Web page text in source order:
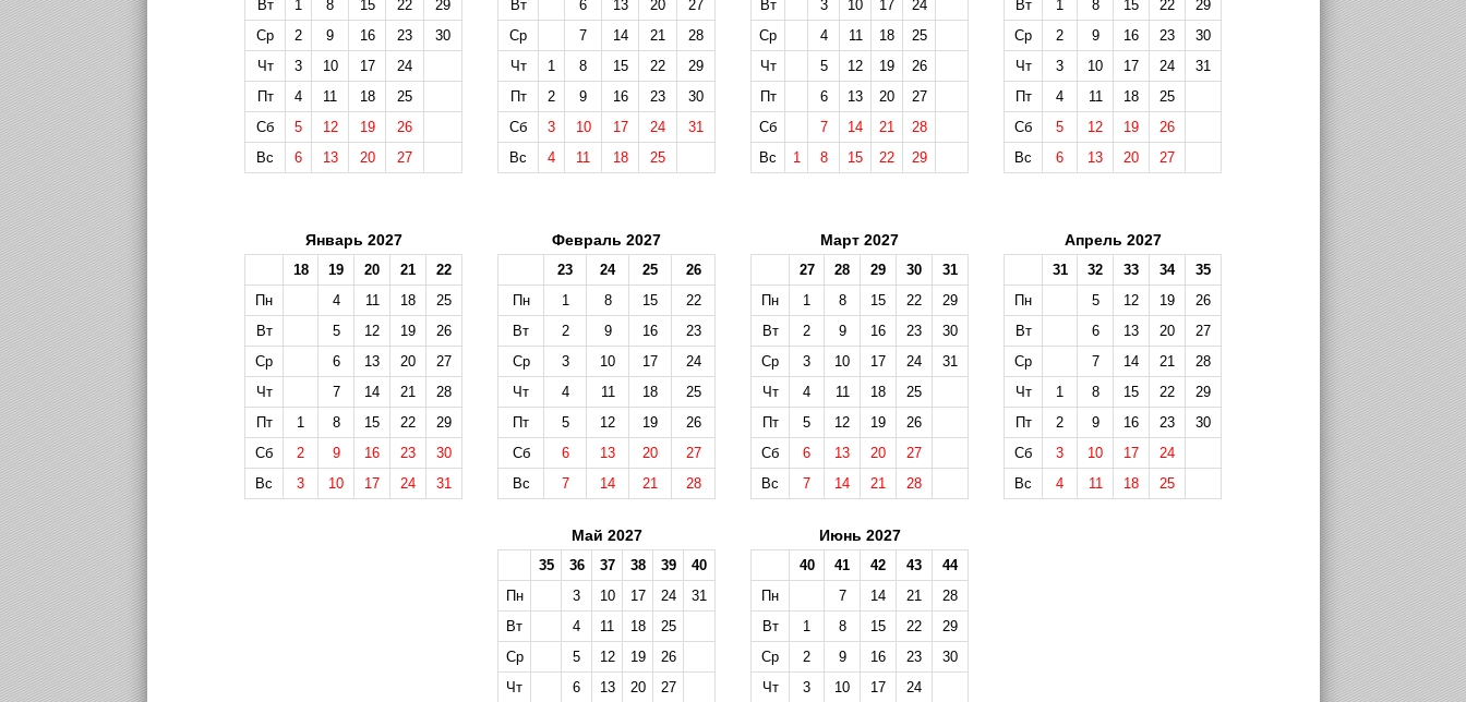
Вт
1 8 15 22
29
Ср
2 9 16 23
30
Чт
3 10 17
24
Пт
4 11 18
25
Сб
5 12 19
26
Вс
6 13 20 27
Вт
6 13 20
27
Ср
7 14 21
28
Чт
1 8 15 22
29
Пт
2 9 16 23
30
Сб
3 10 17 24
31
Вс
4 11 18 25
Вт
3 10 17
24
Ср
4 11 18
25
Чт
5 12 19
26
Пт
6 13 20
27
Сб
7 14 21
28
Вс
1 8 15 22 29
Вт
1 8 15 22
29
Ср
2 9 16 23
30
Чт
3 10 17 24
31
Пт
4 11 18
25
Сб
5 12 19
26
Вс
6 13 20 27
Январь 2027
18 19 20 21
22
Пн
4 11 18
25
Вт
5 12 19
26
Ср
6 13 20
27
Чт
7 14 21
28
Пт
1 8 15 22
29
Сб
2 9 16 23
30
Вс
3 10 17 24 31
Февраль 2027
23 24 25
26
Пн
1 8 15
22
Вт
2 9 16
23
Ср
3 10 17
24
Чт
4 11 18
25
Пт
5 12 19
26
Сб
6 13 20
27
Вс
7 14 21 28
Март 2027
27 28 29 30
31
Пн
1 8 15 22
29
Вт
2 9 16 23
30
Ср
3 10 17 24
31
Чт
4 11 18
25
Пт
5 12 19
26
Сб
6 13 20
27
Вс
7 14 21 28
Апрель 2027
31 32 33 34
35
Пн
5 12 19
26
Вт
6 13 20
27
Ср
7 14 21
28
Чт
1 8 15 22
29
Пт
2 9 16 23
30
Сб
3 10 17
24
Вс
4 11 18 25
Май 2027
35 36 37 38 39
40
Пн
3 10 17 24
31
Вт
4 11 18
25
Ср
5 12 19
26
Чт
6 13 20 27
Июнь 2027
40 41 42 43
44
Пн
7 14 21
28
Вт
1 8 15 22
29
Ср
2 9 16 23
30
Чт
3 10 17 24